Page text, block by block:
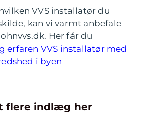
VVS installatør du
kan vi varmt anbefale
Her får du
erfaren VVS installatør med
i byen
flere indlæg her